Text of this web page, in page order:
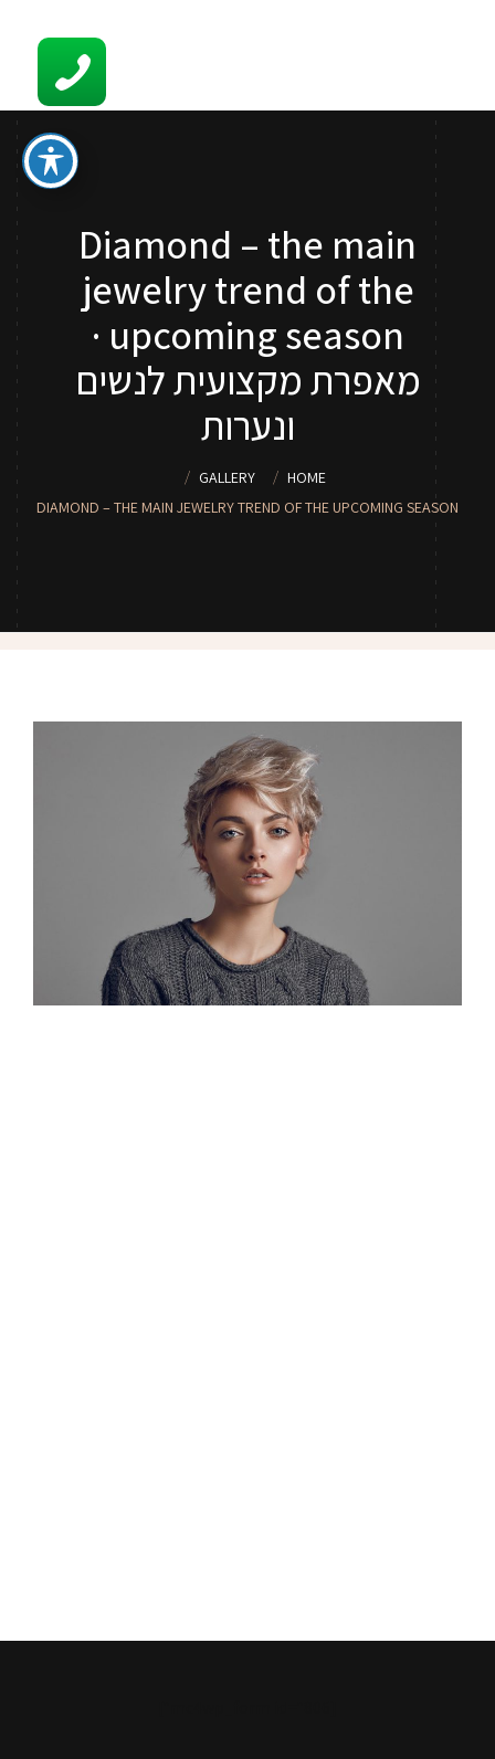
טיפים
שירותי איפור
Diamond – the main
jewelry trend of the
upcoming season ·
מאפרת מקצועית לנשים
ונערות
HOME
GALLERY
DIAMOND – THE MAIN JEWELRY TREND OF THE UPCOMING SEASON